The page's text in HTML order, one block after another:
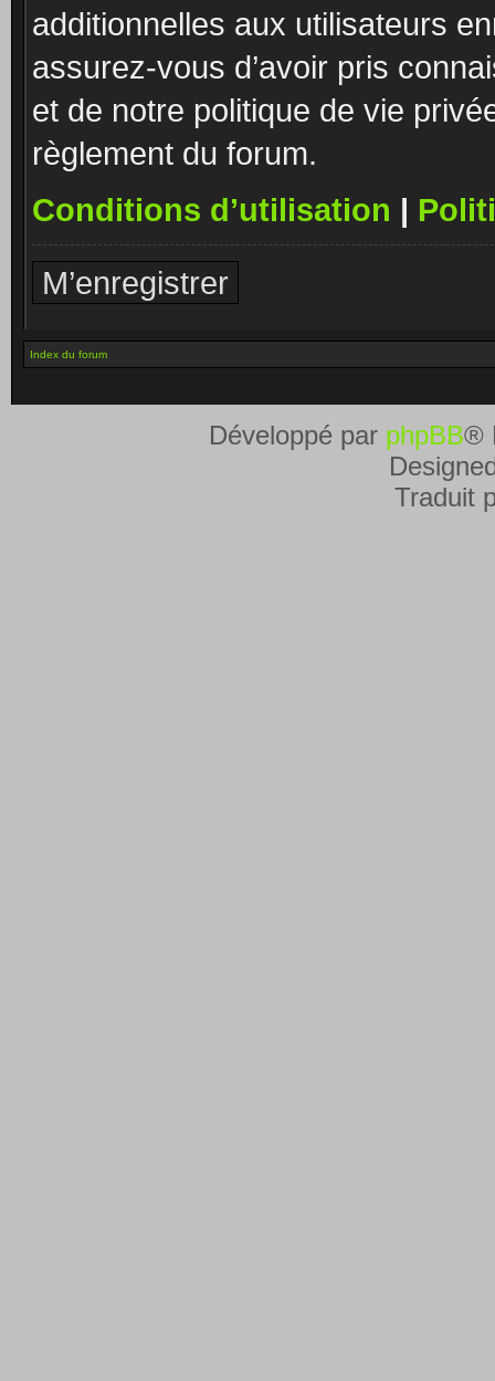
additionnelles aux utilisateurs
assurez-vous d’avoir pris
et de notre politique de vie
règlement du forum.
Conditions d’utilisation |
M’enregistrer
Index du forum
Développé par phpBB®
Traduit